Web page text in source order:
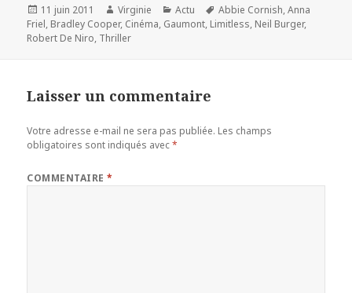
Publié
le
11 juin 2011 Auteur
Virginie Catégories
Actu
Mots-
clés
Abbie Cornish,Anna
Friel, Bradley Cooper, Cinéma, Gaumont, Limitless, Neil Burger,
Robert De Niro, Thriller
Laisser un commentaire
Votre adresse e-mail ne sera pas publiée. Les champs
obligatoires sont indiqués avec*
COMMENTAIRE*